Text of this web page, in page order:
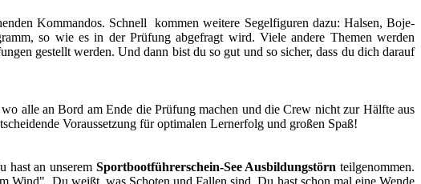
Kommandos. Schnell kommen weitere Segelfiguren dazu: Halsen, Boje-
so wie es in der Prüfung abgefragt wird. Viele andere Themen werden
gestellt werden. Und dann bist du so gut und so sicher, dass du dich darauf
alle an Bord am Ende die Prüfung machen und die Crew nicht zur Hälfte aus
Voraussetzung für optimalen Lernerfolg und großen Spaß!
hast an unserem Sportbootführerschein-See Ausbildungstörn teilgenommen.
Du weißt, was Schoten und Fallen sind. Du hast schon mal eine Wende